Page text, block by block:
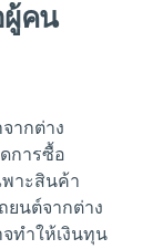
ผู้คน
ากต่าง
การซื้อ
พาะสินค้า
ยนต์จากต่าง
ทำให้เงินทุน